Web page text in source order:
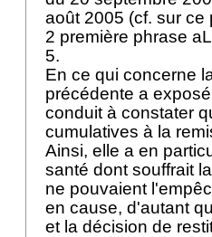
août 2005 (cf. sur ce
2 première phrase
5.
En ce qui concerne
précédente a
conduit à constater
cumulatives à la
Ainsi, elle a en
santé dont souffrait
ne pouvaient
en cause, d'autant
et la décision de